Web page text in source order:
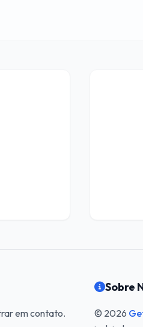
em contato.
Sobre
© 2026